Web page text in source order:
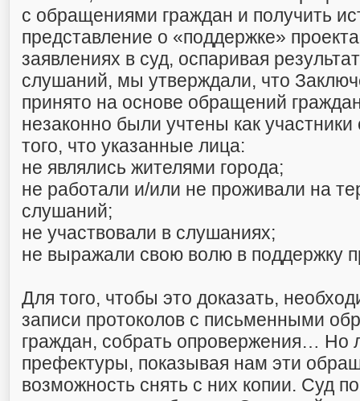
с обращениями граждан и получить
представление о «поддержке»
заявлениях в суд, оспаривая
слушаний, мы утверждали, что
принято на основе обращений
незаконно были учтены как
того, что указанные лица:
не являлись жителями города;
не работали и/или не проживали на
слушаний;
не участвовали в слушаниях;
не выражали свою волю в поддержку
Для того, чтобы это доказать,
записи протоколов с письменными
граждан, собрать опровержения… Но
префектуры, показывая нам эти
возможность снять с них копии. Суд